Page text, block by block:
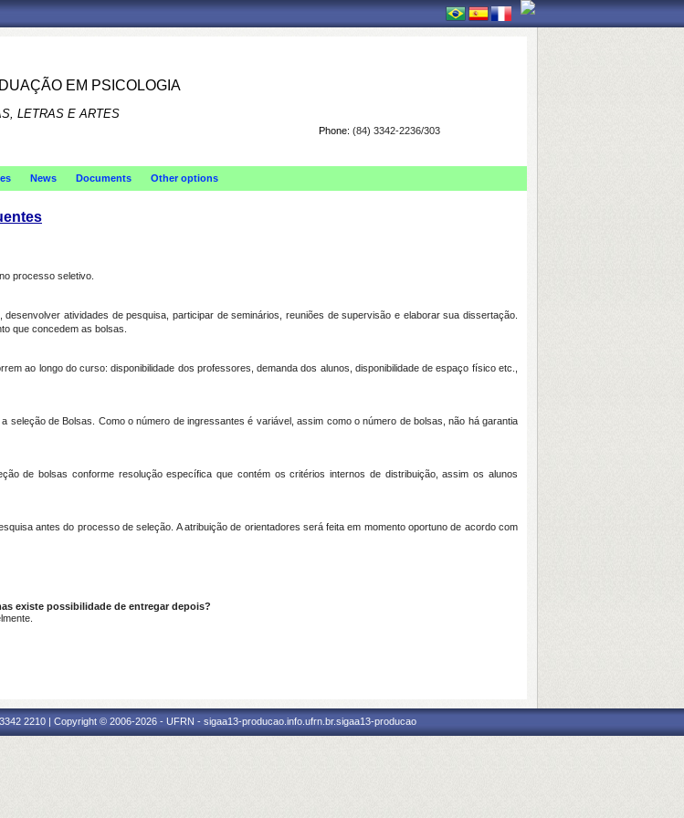
EM PSICOLOGIA
LETRAS E ARTES
Phone: (84) 3342-2236/303
News Documents Other options
processo seletivo.
atividades de pesquisa, participar de seminários, reuniões de supervisão e elaborar sua dissertação.
que concedem as bolsas.
ao longo do curso: disponibilidade dos professores, demanda dos alunos, disponibilidade de espaço físico etc.,
de Bolsas. Como o número de ingressantes é variável, assim como o número de bolsas, não há garantia
de bolsas conforme resolução específica que contém os critérios internos de distribuição, assim os alunos
antes do processo de seleção. A atribuição de orientadores será feita em momento oportuno de acordo com
existe possibilidade de entregar depois?
2210 | Copyright © 2006-2026 - UFRN - sigaa13-producao.info.ufrn.br.sigaa13-producao